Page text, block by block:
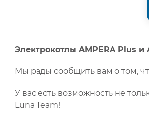
Электрокотлы AMPERA Plus
Мы рады сообщить вам о том,
У вас есть возможность не
Luna Team!